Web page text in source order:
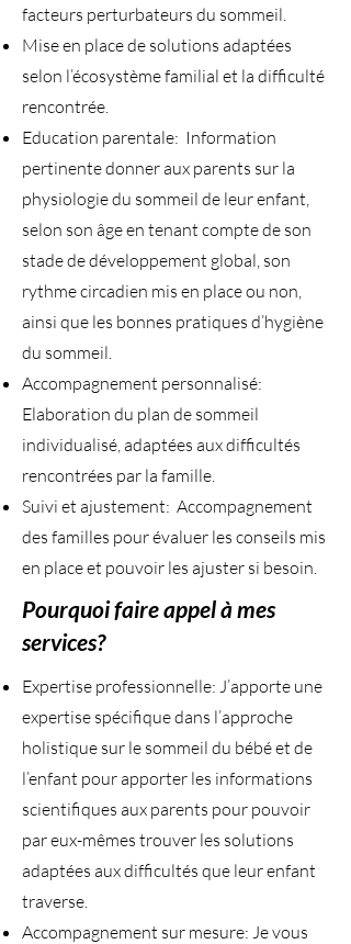
facteurs perturbateurs du sommeil.
Mise en place de solutions adaptées
selon l’écosystème familial et la difficulté
rencontrée.
Education parentale: Information
pertinente donner aux parents sur la
physiologie du sommeil de leur enfant,
selon son âge en tenant compte de son
stade de développement global, son
rythme circadien mis en place ou non,
ainsi que les bonnes pratiques d’hygiène
du sommeil.
Accompagnement personnalisé:
Elaboration du plan de sommeil
individualisé, adaptées aux difficultés
rencontrées par la famille.
Suivi et ajustement: Accompagnement
des familles pour évaluer les conseils mis
en place et pouvoir les ajuster si besoin.
Pourquoi faire appel à mes
services?
Expertise professionnelle: J’apporte une
expertise spécifique dans l’approche
holistique sur le sommeil du bébé et de
l’enfant pour apporter les informations
scientifiques aux parents pour pouvoir
par eux-mêmes trouver les solutions
adaptées aux difficultés que leur enfant
traverse.
Accompagnement sur mesure: Je vous